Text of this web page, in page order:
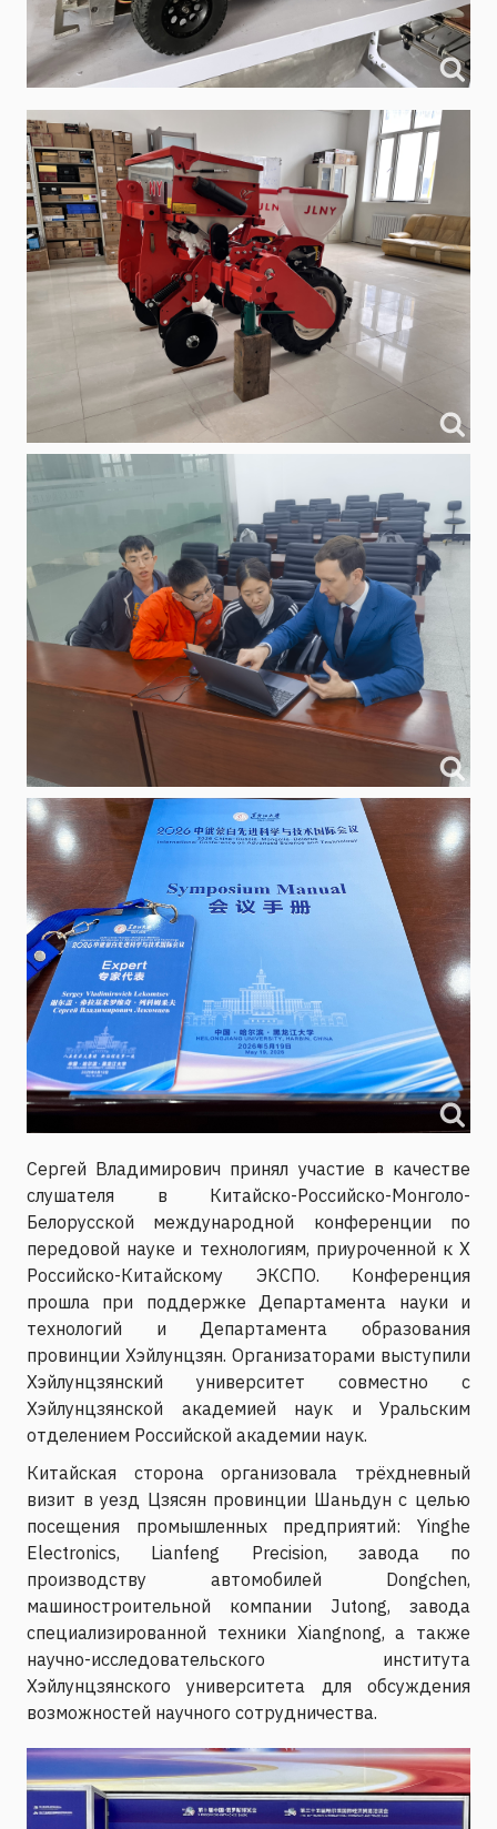
Сергей Владимирович принял участие в качестве
слушателя в Китайско-Российско-Монголо-
Белорусской международной конференции по
передовой науке и технологиям, приуроченной к X
Российско-Китайскому ЭКСПО. Конференция
прошла при поддержке Департамента науки и
технологий и Департамента образования
провинции Хэйлунцзян. Организаторами выступили
Хэйлунцзянский университет совместно с
Хэйлунцзянской академией наук и Уральским
отделением Российской академии наук.
Китайская сторона организовала трёхдневный
визит в уезд Цзясян провинции Шаньдун с целью
посещения промышленных предприятий: Yinghe
Electronics, Lianfeng Precision, завода по
производству автомобилей Dongchen,
машиностроительной компании Jutong, завода
специализированной техники Xiangnong, а также
научно-исследовательского института
Хэйлунцзянского университета для обсуждения
возможностей научного сотрудничества.